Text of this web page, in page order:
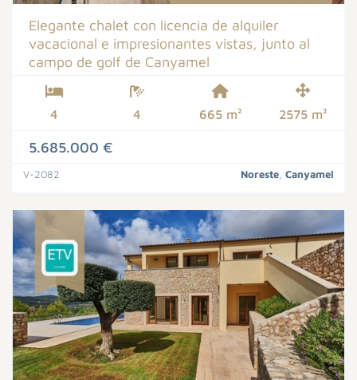
Elegante chalet con licencia de alquiler
vacacional e impresionantes vistas, junto al
campo de golf de Canyamel
4 4 665 m² 2575 m²
5.685.000 €
V-2082 Noreste Canyamel